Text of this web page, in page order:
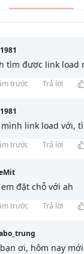
tìm được link load
trước Trả lời
mình link load với,
trước Trả lời
em đặt chỗ với ah
trước Trả lời
bạn ơi, hôm nay